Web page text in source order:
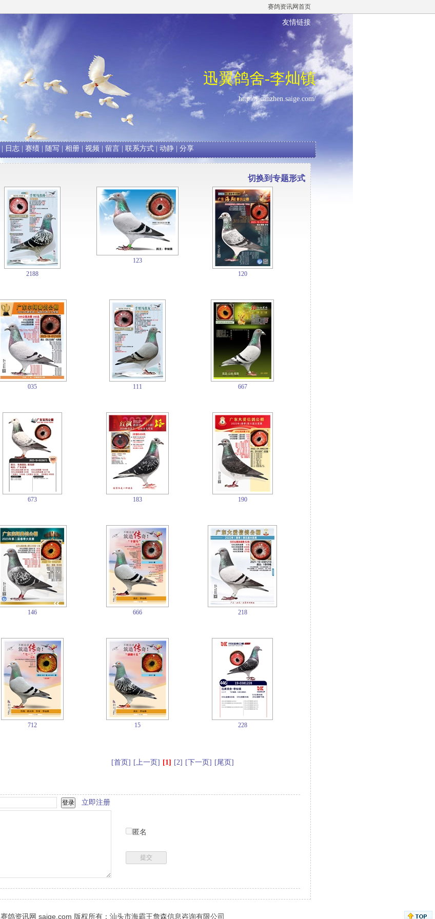
赛鸽资讯网首页
友情链接
迅翼鸽舍-李灿镇
http://licanzhen.saige.com/
日志 赛绩 随写 相册 视频 留言 联系方式 动静 分享
切换到专题形式
2188
123
120
035 111 667
673 183 190
146 666 218
712 15 228
[首页] [上一页] [1] [2] [下一页] [尾页]
立即注册
匿名
赛鸽资讯网 saige.com 版权所有：汕头市海霸王詹森信息咨询有限公司